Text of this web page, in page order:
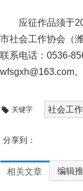
应征作品须于
市社会工作协会（
联系电话：0536-
wfsgxh@163.com。
关键字 社会工
分享到：
相关文章 编辑